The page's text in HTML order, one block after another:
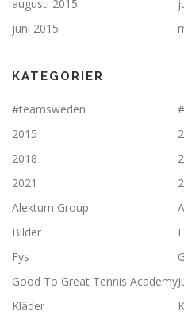
augusti 2015
juni 2015
KATEGORIER
#teamsweden
2015
2018
2021
Alektum Group
Bilder
Fys
Good To Great Tennis Academy
Kläder